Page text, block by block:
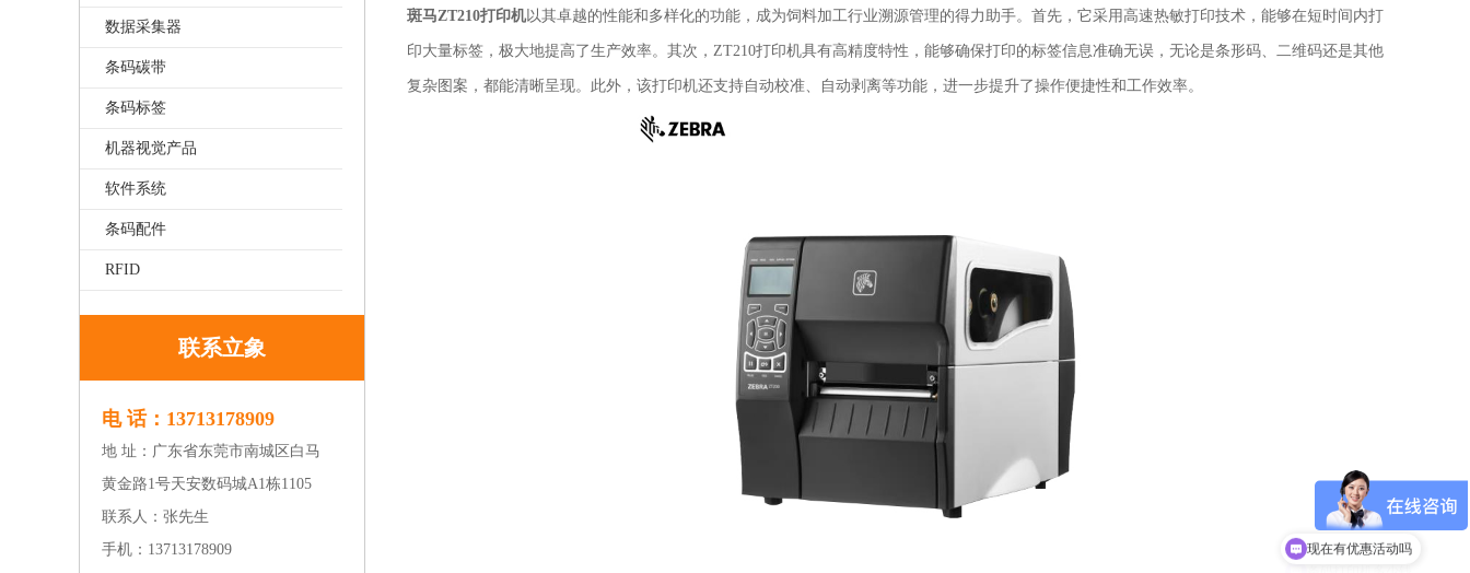
数据采集器
条码碳带
条码标签
机器视觉产品
软件系统
条码配件
RFID
联系立象
电 话：13713178909
地 址：广东省东莞市南城区白马
黄金路1号天安数码城A1栋1105
联系人：张先生
手机：13713178909
斑马ZT210打印机以其卓越的性能和多样化的功能，成为饲料加工行业溯源管理的得力助手。首先，它采用高速热敏打印技术，能够在短时间内打
印大量标签，极大地提高了生产效率。其次，ZT210打印机具有高精度特性，能够确保打印的标签信息准确无误，无论是条形码、二维码还是其他
复杂图案，都能清晰呈现。此外，该打印机还支持自动校准、自动剥离等功能，进一步提升了操作便捷性和工作效率。
现在有优惠活动吗